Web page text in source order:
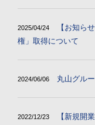
2025/04/24
【お知ら
権」取得について
2024/06/06 丸山グル
2022/12/23
【新規開